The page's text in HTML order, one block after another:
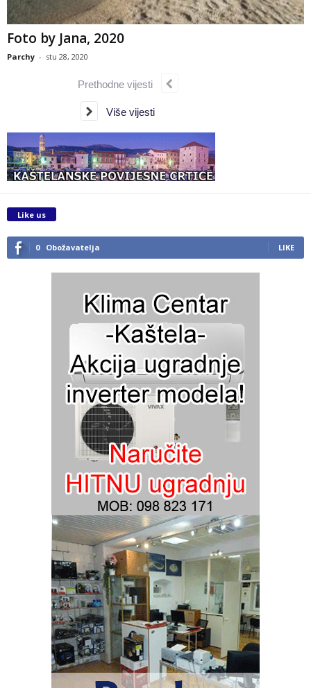
Foto by Jana, 2020
Parchy - stu 28, 2020
Prethodne vijesti
Više vijesti
Like us
0 Obožavatelja LIKE